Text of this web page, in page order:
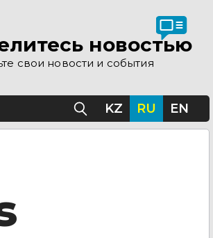
новостью
свои новости и события
KZ RU EN